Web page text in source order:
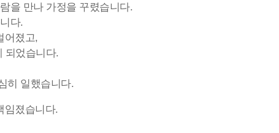
을 만나 가정을 꾸렸습니다.
다.
어졌고,
되었습니다.
히 일했습니다.
임졌습니다.